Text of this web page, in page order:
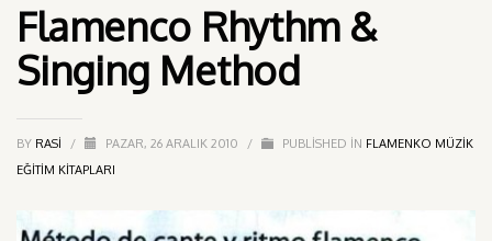
Flamenco Rhythm &
Singing Method
BY RASI / PAZAR, 26 ARALIK 2010 / PUBLISHED IN FLAMENKO MÜZIK
EĞITIM KITAPLARI